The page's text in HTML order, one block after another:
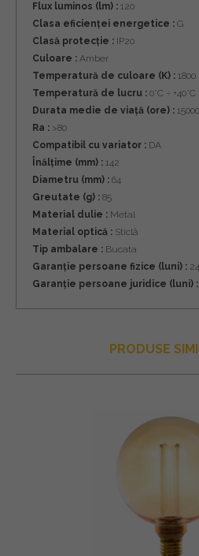
Flux luminos (lm) : 120
Clasa eficienței energetice : G
Clasă protecție : IP20
Culoare : Amber
Temperatură de culoare (K) : 1800
Temperatură de lucru : 0°C ÷ +40°C
Durata medie de viață (ore) : 15000
Ra : >80
Compatibil cu variator : DA
Înălțime (mm) : 142
Diametru (mm) : 64
Greutate (g) : 85
Material dulie : Metal
Material optică : Sticlă
Tip ambalare : Bucata
Garanție persoane fizice (luni) : 24
Garanție persoane juridice (luni) :
PRODUSE